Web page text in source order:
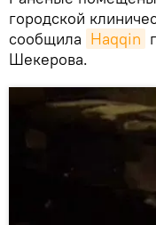
городской
сообщила Haqqin
Шекерова.